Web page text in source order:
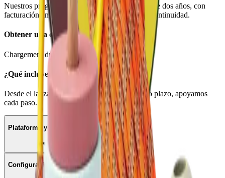
Nuestros programas se ejecutan en un acuerdo de dos años, con
facturación anual para garantizar estabilidad y continuidad.
Obtener una cotización
Chargement du formulaire...
¿Qué incluye Partage Club City?
Desde el lanzamiento hasta la adopción a largo plazo, apoyamos
cada paso.
Plataforma y tecnología
Configuración del programa